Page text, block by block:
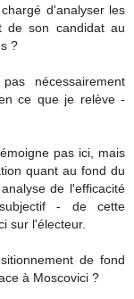
d'analyser les
de son candidat au
?
nécessairement
ce que je relève -
pas ici, mais
quant au fond du
de l'efficacité
- de cette
sur l'électeur.
de fond
à Moscovici ?